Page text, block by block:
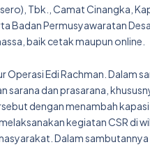
Tbk., Camat Cinangka,
Badan Permusyawaratan
baik cetak maupun online.
Operasi Edi Rachman. Dalam
dan prasarana,
dengan menambah
kegiatan CSR di
Dalam